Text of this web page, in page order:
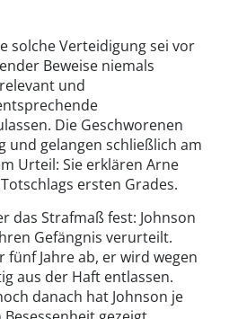
solche Verteidigung sei vor
Beweise niemals
und
Die Geschworenen
und gelangen schließlich am
Urteil: Sie erklären Arne
ersten Grades.
das Strafmaß fest: Johnson
Gefängnis verurteilt.
Jahre ab, er wird wegen
aus der Haft entlassen.
danach hat Johnson je